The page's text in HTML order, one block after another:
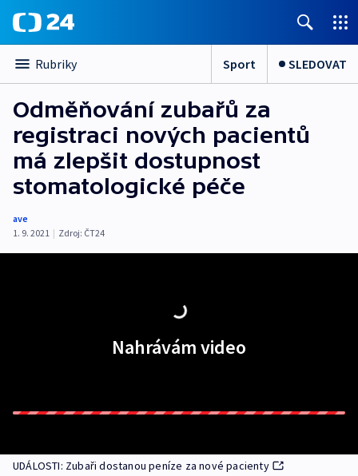
Rubriky Sport SLEDOVAT
Odměňování zubařů za
registraci nových pacientů
má zlepšit dostupnost
stomatologické péče
ave
1. 9. 2021 | Zdroj: ČT24
Nahrávám video
UDÁLOSTI: Zubaři dostanou peníze za nové pacienty